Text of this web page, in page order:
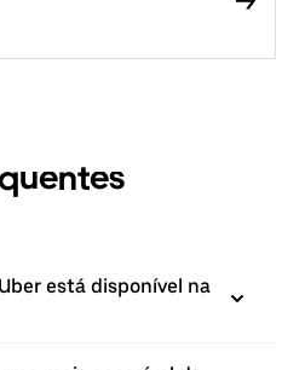
está disponível na